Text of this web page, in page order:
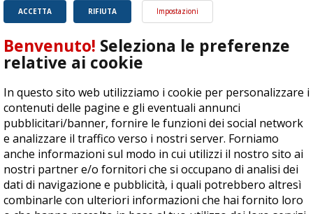
magnifico sport.
Leggi
RIFIUTA
ACCETTA Impostazioni
Benvenuto! Seleziona le preferenze
relative ai cookie
In questo sito web utilizziamo i cookie per personalizzare i
contenuti delle pagine e gli eventuali annunci
pubblicitari/banner, fornire le funzioni dei social network
e analizzare il traffico verso i nostri server. Forniamo
anche informazioni sul modo in cui utilizzi il nostro sito ai
nostri partner e/o fornitori che si occupano di analisi dei
dati di navigazione e pubblicità, i quali potrebbero altresì
combinarle con ulteriori informazioni che hai fornito loro
ASD Let's Sport - Via T. Olivelli 3, 25014 Castenedolo (BS) - P. Iva:
04278030988
© Copyright 2015 | All Rights Reserved - Powered byDynDevice
Privacy Policy Cookie Policy Accessibilità Sitemap